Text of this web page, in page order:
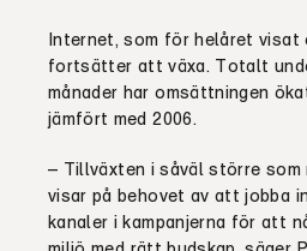
Internet, som för helåret visat
fortsätter att växa. Totalt
månader har omsättningen
jämfört med 2006.
– Tillväxten i såväl större som
visar på behovet av att jobba
kanaler i kampanjerna för att